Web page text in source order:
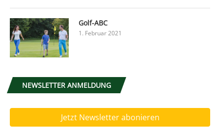
Golf-ABC
1. Februar 2021
NEWSLETTER ANMELDUNG
Jetzt Newsletter abonieren